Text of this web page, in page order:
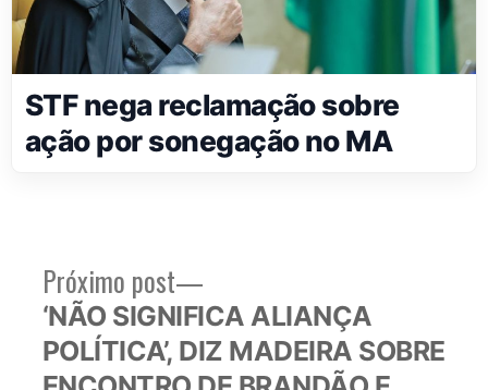
STF nega reclamação sobre
ação por sonegação no MA
Navegação
de
Post
Próximo post
Próximo
post:
‘NÃO SIGNIFICA ALIANÇA
POLÍTICA’, DIZ MADEIRA SOBRE